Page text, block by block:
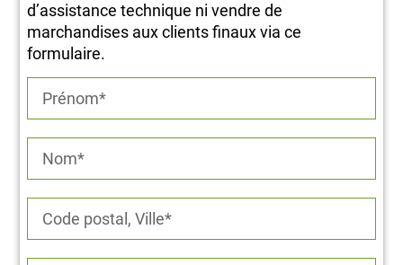
d’assistance technique ni vendre de
marchandises aux clients finaux via ce
formulaire.